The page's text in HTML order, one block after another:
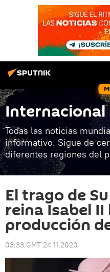
Internacional
Todas las noticias
informativo. Sigue de
diferentes regiones del
El trago de
reina Isabel
producción
03:33 GMT 24.11.2020